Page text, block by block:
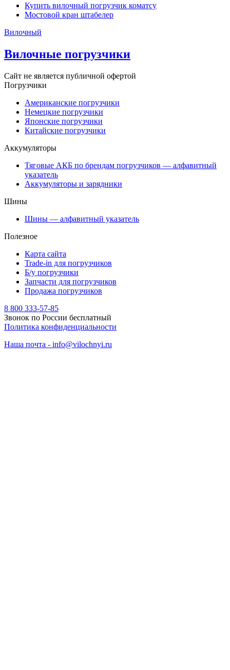
Купить вилочный погрузчик коматсу
Мостовой кран штабелер
Вилочный
Вилочные погрузчики
Сайт не является публичной офертой
Погрузчики
Американские погрузчики
Немецкие погрузчики
Японские погрузчики
Китайские погрузчики
Аккумуляторы
Тяговые АКБ по брендам погрузчиков — алфавитный
указатель
Аккумуляторы и зарядники
Шины
Шины — алфавитный указатель
Полезное
Карта сайта
Trade-in для погрузчиков
Б/у погрузчики
Запчасти для погрузчиков
Продажа погрузчиков
8 800 333-57-85
Звонок по России бесплатный
Политика конфиденциальности
Наша почта - info@vilochnyi.ru